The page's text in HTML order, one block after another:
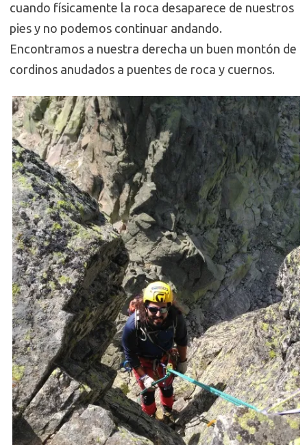
cuando físicamente la roca desaparece de nuestros
pies y no podemos continuar andando.
Encontramos a nuestra derecha un buen montón de
cordinos anudados a puentes de roca y cuernos.